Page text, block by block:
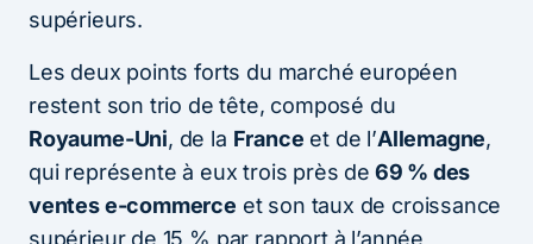
supérieurs.
Les deux points forts du marché européen
restent son trio de tête, composé du
Royaume-Uni, de la France et de l’Allemagne,
qui représente à eux trois près de 69 % des
ventes e-commerce et son taux de croissance
supérieur de 15 % par rapport à l’année